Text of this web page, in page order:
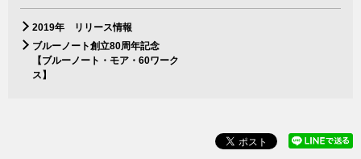
2019年 リリース情報
ブルーノート創立80周年記念
【ブルーノート・モア・60ワーク
ス】